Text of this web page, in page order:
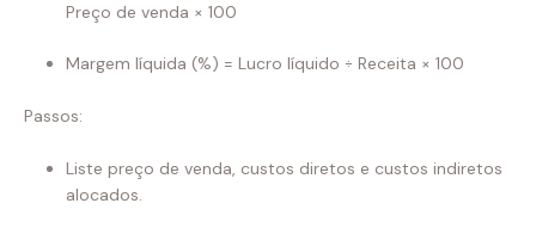
Preço de venda × 100
Margem líquida (%) = Lucro líquido ÷ Receita × 100
Passos:
Liste preço de venda, custos diretos e custos indiretos
alocados.